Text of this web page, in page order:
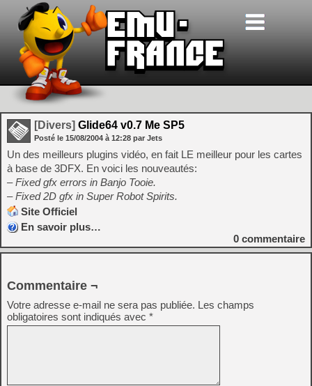
[Divers] Glide64 v0.7 Me SP5
Posté le 15/08/2004 à 12:28 par Jets
Un des meilleurs plugins vidéo, en fait LE meilleur pour les cartes
à base de 3DFX. En voici les nouveautés:
– Fixed gfx errors in Banjo Tooie.
– Fixed 2D gfx in Super Robot Spirits.
Site Officiel
En savoir plus…
0 commentaire
Commentaire ¬
Votre adresse e-mail ne sera pas publiée. Les champs
obligatoires sont indiqués avec *